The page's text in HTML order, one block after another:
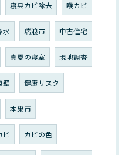
寝具カビ除去 喉カビ
水 瑞浪市 中古住宅
真夏の寝室 現地調査
壁 健康リスク
本巣市
ビ カビの色